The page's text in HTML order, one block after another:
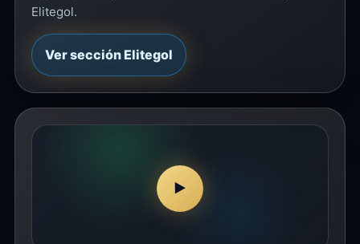
Elitegol.
Ver sección Elitegol
▶